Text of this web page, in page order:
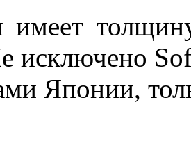
имеет
исключено
Японии,